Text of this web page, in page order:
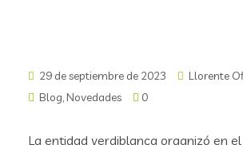
29 de septiembre de 2023
Llorente
Blog, Novedades 0
La entidad verdiblanca organizó en